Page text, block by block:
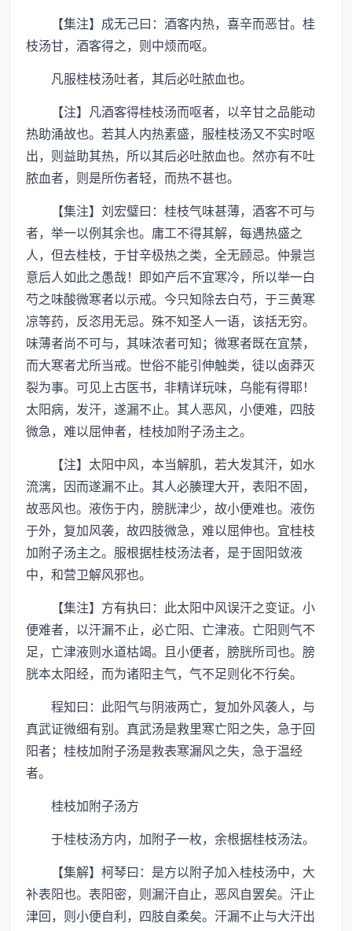
【集注】成无己曰：酒客内热，喜辛而恶甘。桂
枝汤甘，酒客得之，则中烦而呕。
凡服桂枝汤吐者，其后必吐脓血也。
【注】凡酒客得桂枝汤而呕者，以辛甘之品能动
热助涌故也。若其人内热素盛，服桂枝汤又不实时呕
出，则益助其热，所以其后必吐脓血也。然亦有不吐
脓血者，则是所伤者轻，而热不甚也。
【集注】刘宏璧曰：桂枝气味甚薄，酒客不可与
者，举一以例其余也。庸工不得其解，每遇热盛之
人，但去桂枝，于甘辛极热之类，全无顾忌。仲景岂
意后人如此之愚哉！即如产后不宜寒冷，所以举一白
芍之味酸微寒者以示戒。今只知除去白芍，于三黄寒
凉等药，反恣用无忌。殊不知圣人一语，该括无穷。
味薄者尚不可与，其味浓者可知；微寒者既在宜禁，
而大寒者尤所当戒。世俗不能引伸触类，徒以卤莽灭
裂为事。可见上古医书，非精详玩味，乌能有得耶！
太阳病，发汗，遂漏不止。其人恶风，小便难，四肢
微急，难以屈伸者，桂枝加附子汤主之。
【注】太阳中风，本当解肌，若大发其汗，如水
流漓，因而遂漏不止。其人必腠理大开，表阳不固，
故恶风也。液伤于内，膀胱津少，故小便难也。液伤
于外，复加风袭，故四肢微急，难以屈伸也。宜桂枝
加附子汤主之。服根据桂枝汤法者，是于固阳敛液
中，和营卫解风邪也。
【集注】方有执曰：此太阳中风误汗之变证。小
便难者，以汗漏不止，必亡阳、亡津液。亡阳则气不
足，亡津液则水道枯竭。且小便者，膀胱所司也。膀
胱本太阳经，而为诸阳主气，气不足则化不行矣。
程知曰：此阳气与阴液两亡，复加外风袭人，与
真武证微细有别。真武汤是救里寒亡阳之失，急于回
阳者；桂枝加附子汤是救表寒漏风之失，急于温经
者。
桂枝加附子汤方
于桂枝汤方内，加附子一枚，余根据桂枝汤法。
【集解】柯琴曰：是方以附子加入桂枝汤中，大
补表阳也。表阳密，则漏汗自止，恶风自罢矣。汗止
津回，则小便自利，四肢自柔矣。汗漏不止与大汗出